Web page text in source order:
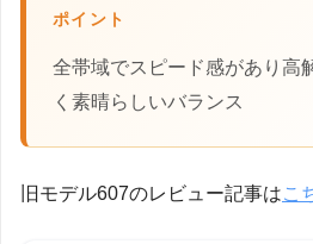
ポイント
全帯域でスピード感があり高
く素晴らしいバランス
旧モデル607のレビュー記事はこ